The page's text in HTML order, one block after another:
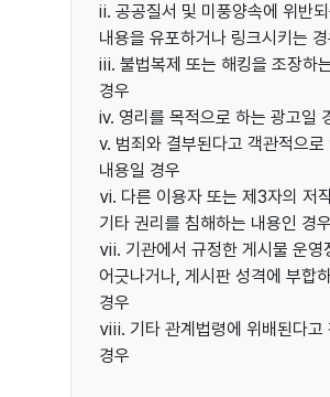
ⅱ. 공공질서 및 미풍양속에 위반
내용을 유포하거나 링크시키는
ⅲ. 불법복제 또는 해킹을 조장하
경우
ⅳ. 영리를 목적으로 하는 광고일
ⅴ. 범죄와 결부된다고 객관적으로
내용일 경우
ⅵ. 다른 이용자 또는 제3자의 저
기타 권리를 침해하는 내용인 경우
ⅶ. 기관에서 규정한 게시물 운영
어긋나거나, 게시판 성격에 부합
경우
ⅷ. 기타 관계법령에 위배된다고
경우